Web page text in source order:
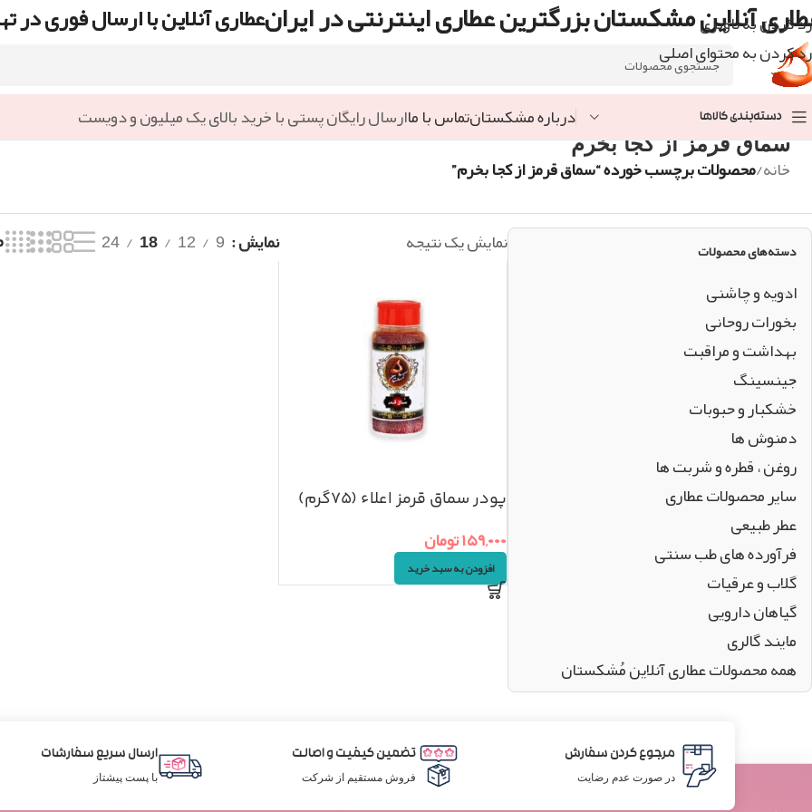
رد کردن به ناوبری
رد کردن به محتوای اصلی
آنلاین مشکستان بزرگترین عطاری اینترنتی در ایرانعطاری آنلاین با ارسال فوری در
دسته‌بندی کالاها درباره مشکستانتماس با ماارسال رایگان پستی با خرید بالای یک میلیون و دویست
سماق قرمز از کجا بخرم
خانه/محصولات برچسب خورده “سماق قرمز از کجا بخرم”
دسته‌های محصولات
ادویه و چاشنی
بخورات روحانی
بهداشت و مراقبت
جینسینگ
خشکبار و حبوبات
دمنوش ها
روغن ، قطره و شربت ها
سایر محصولات عطاری
عطر طبیعی
فرآورده های طب سنتی
گلاب و عرقیات
گیاهان دارویی
مایند گالری
همه محصولات عطاری آنلاین مُشکستان
نمایش یک نتیجه نمایش 9
12
18
24
پودر سماق قرمز اعلاء (۷۵گرم)
۱۵۹,۰۰۰تومان
افزودن به سبد خرید
مرجوع کردن سفارش
در صورت عدم رضایت
تضمین کیفیت و اصالت
فروش مستقیم از شرکت
ارسال سریع سفارشات
با پست پیشتاز